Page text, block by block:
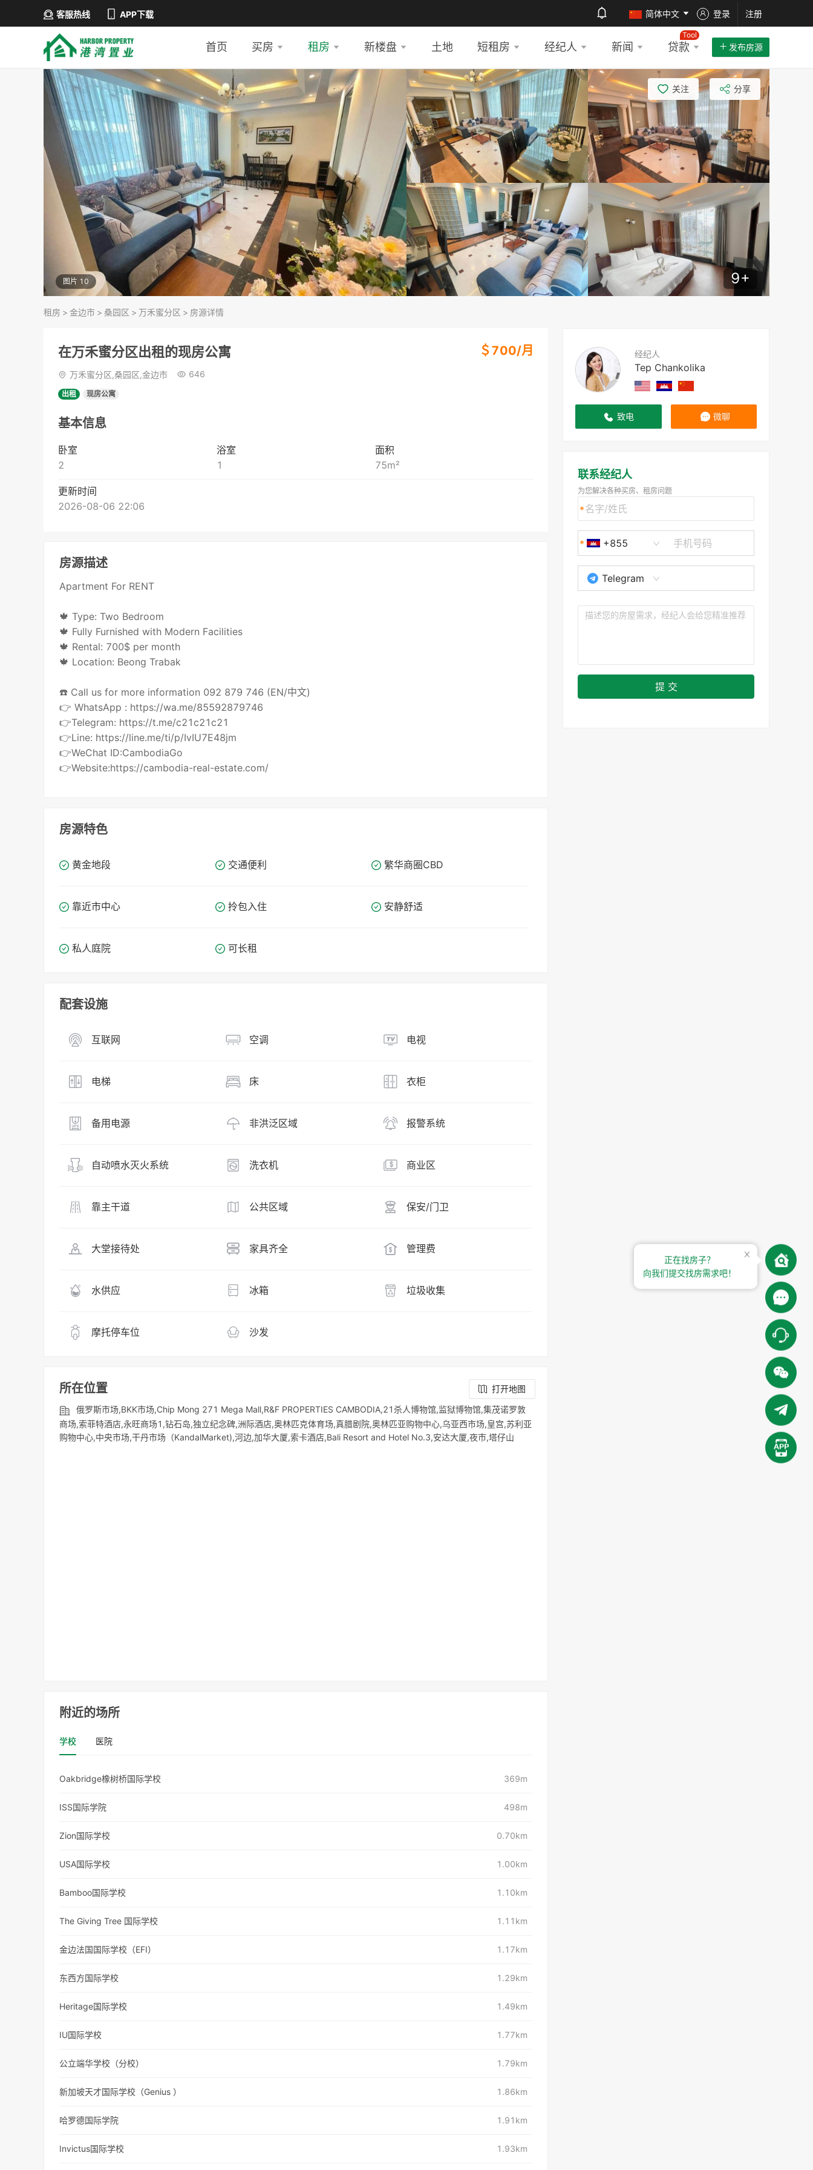
客服热线 APP下载 简体中文 登录 注册
首页 买房 租房 新楼盘 土地 短租房 经纪人 新闻 贷款
Tool
发布房源
图片 10 9+
关注 分享
租房 > 金边市 > 桑园区 > 万禾蜜分区 > 房源详情
经纪人
Tep Chankolika
致电 微聊
联系经纪人
为您解决各种买房、租房问题
+855
Telegram
提 交
在万禾蜜分区出租的现房公寓 ＄ 700/月
万禾蜜分区,桑园区,金边市 646
出租 现房公寓
基本信息
卧室
2
浴室
1
面积
75m²
更新时间
2026-08-06 22:06
房源描述
Apartment For RENT
🍁 Type: Two Bedroom
🍁 Fully Furnished with Modern Facilities
🍁 Rental: 700$ per month
🍁 Location: Beong Trabak
☎️ Call us for more information 092 879 746 (EN/中文)
👉 WhatsApp : https://wa.me/85592879746
👉Telegram: https://t.me/c21c21c21
👉Line: https://line.me/ti/p/IvIU7E48jm
👉WeChat ID:CambodiaGo
👉Website:https://cambodia-real-estate.com/
房源特色
黄金地段 交通便利 繁华商圈​​CBD
靠近市中心 拎包入住 安静舒适
私人庭院 可长租
配套设施
互联网 空调 电视
电梯 床 衣柜
备用电源 非洪泛区域 报警系统
自动喷水灭火系统 洗衣机 商业区
靠主干道 公共区域 保安/门卫
大堂接待处 家具齐全 管理费
水供应 冰箱 垃圾收集
摩托停车位 沙发
所在位置
打开地图
俄罗斯市场,BKK市场,Chip Mong 271 Mega Mall,R&F PROPERTIES CAMBODIA,21杀人博物馆,监狱博物馆,集茂诺罗敦
商场,索菲特酒店,永旺商场1,钻石岛,独立纪念碑,洲际酒店,奥林匹克体育场,真腊剧院,奥林匹亚购物中心,乌亚西市场,皇宫,苏利亚
购物中心,中央市场,干丹市场（KandalMarket),河边,加华大厦,索卡酒店,Bali Resort and Hotel No.3,安达大厦,夜市,塔仔山
附近的场所
学校 医院
Oakbridge橡树桥国际学校 369m
ISS国际学院 498m
Zion国际学校 0.70km
USA国际学校 1.00km
Bamboo国际学校 1.10km
The Giving Tree 国际学校 1.11km
金边法国国际学校（EFI） 1.17km
东西方国际学校 1.29km
Heritage国际学校 1.49km
IU国际学校 1.77km
公立端华学校（分校） 1.79km
新加坡天才国际学校（Genius ） 1.86km
哈罗德国际学院 1.91km
Invictus国际学校 1.93km
正在找房子？
向我们提交找房需求吧！